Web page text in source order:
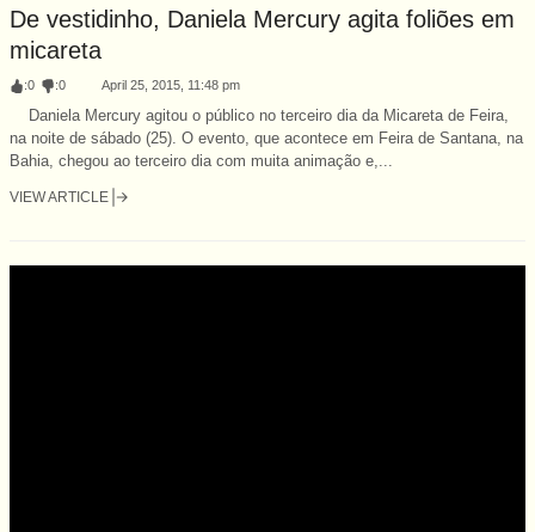
De vestidinho, Daniela Mercury agita foliões em
micareta
:0 :0 April 25, 2015, 11:48 pm
Daniela Mercury agitou o público no terceiro dia da Micareta de Feira,
na noite de sábado (25). O evento, que acontece em Feira de Santana, na
Bahia, chegou ao terceiro dia com muita animação e,...
VIEW ARTICLE